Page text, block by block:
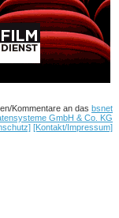
Kommentare an das bsnet
GmbH & Co. KG
[Kontakt/Impressum]